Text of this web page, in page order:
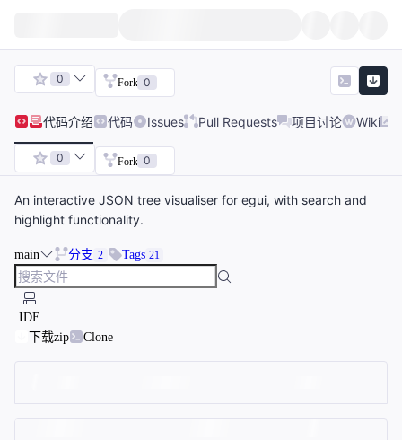
0 Fork 0
代码介绍 代码 Issues Pull Requests 项目讨论 Wiki
0 Fork 0
An interactive JSON tree visualiser for egui, with search and
highlight functionality.
main 分支 2 Tags 21
IDE
下载zip
Clone